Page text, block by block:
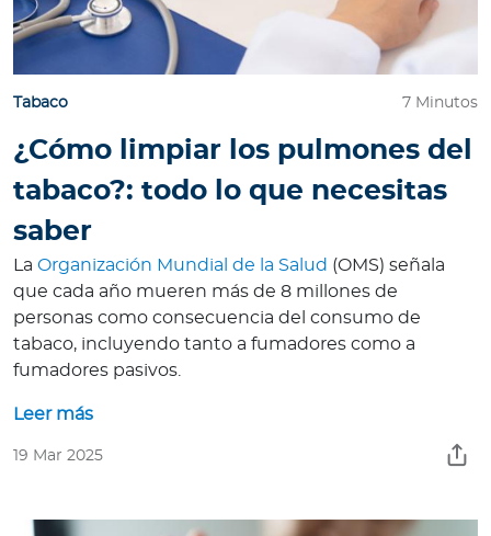
Tabaco 7 Minutos
¿Cómo limpiar los pulmones del
tabaco?: todo lo que necesitas
saber
La Organización Mundial de la Salud (OMS) señala
que cada año mueren más de 8 millones de
personas como consecuencia del consumo de
tabaco, incluyendo tanto a fumadores como a
fumadores pasivos.
Leer más
19 Mar 2025